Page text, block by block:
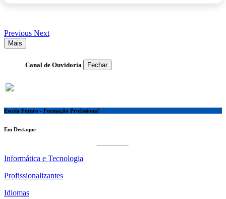
Previous Next
Mais
Canal de Ouvidoria Fechar
Escola Futuro - Formação Profissional
Em Destaque
Informática e Tecnologia
Profissionalizantes
Idiomas